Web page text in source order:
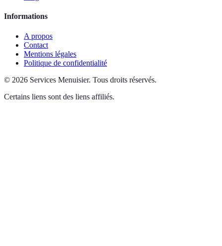
Informations
A propos
Contact
Mentions légales
Politique de confidentialité
© 2026 Services Menuisier. Tous droits réservés.
Certains liens sont des liens affiliés.